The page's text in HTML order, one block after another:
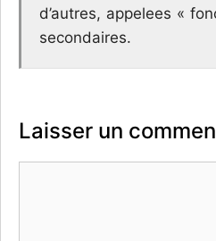
d’autres, appelees «
secondaires.
Laisser un